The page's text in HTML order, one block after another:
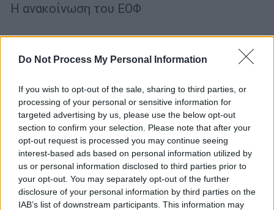
Do Not Process My Personal Information
If you wish to opt-out of the sale, sharing to third parties, or
processing of your personal or sensitive information for
targeted advertising by us, please use the below opt-out
section to confirm your selection. Please note that after your
opt-out request is processed you may continue seeing
interest-based ads based on personal information utilized by
us or personal information disclosed to third parties prior to
your opt-out. You may separately opt-out of the further
disclosure of your personal information by third parties on the
IAB’s list of downstream participants. This information may
Η ανακοίνωση του ΕΟΦ